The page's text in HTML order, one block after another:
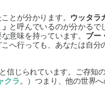
とが分かります。 ウッタラ
と呼んでいるのが分かるで
意味を持っています。 ブー・
へ行っても、あなたは自分
信じられています。ご存知
クラ。）つまり、他の世界